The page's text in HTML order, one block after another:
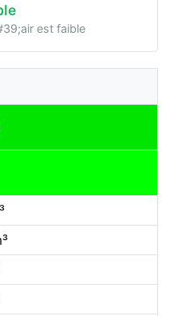
est faible